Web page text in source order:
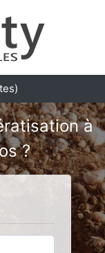
à
?